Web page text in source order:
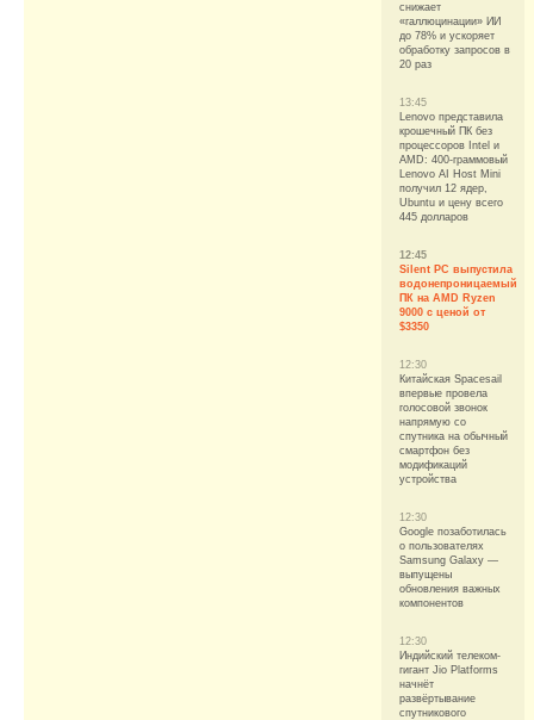
снижает
«галлюцинации» ИИ
до 78% и ускоряет
обработку запросов в
20 раз
13:45
Lenovo представила
крошечный ПК без
процессоров Intel и
AMD: 400-граммовый
Lenovo AI Host Mini
получил 12 ядер,
Ubuntu и цену всего
445 долларов
12:45
Silent PC выпустила
водонепроницаемый
ПК на AMD Ryzen
9000 с ценой от
$3350
12:30
Китайская Spacesail
впервые провела
голосовой звонок
напрямую со
спутника на обычный
смартфон без
модификаций
устройства
12:30
Google позаботилась
о пользователях
Samsung Galaxy —
выпущены
обновления важных
компонентов
12:30
Индийский телеком-
гигант Jio Platforms
начнёт
развёртывание
спутникового